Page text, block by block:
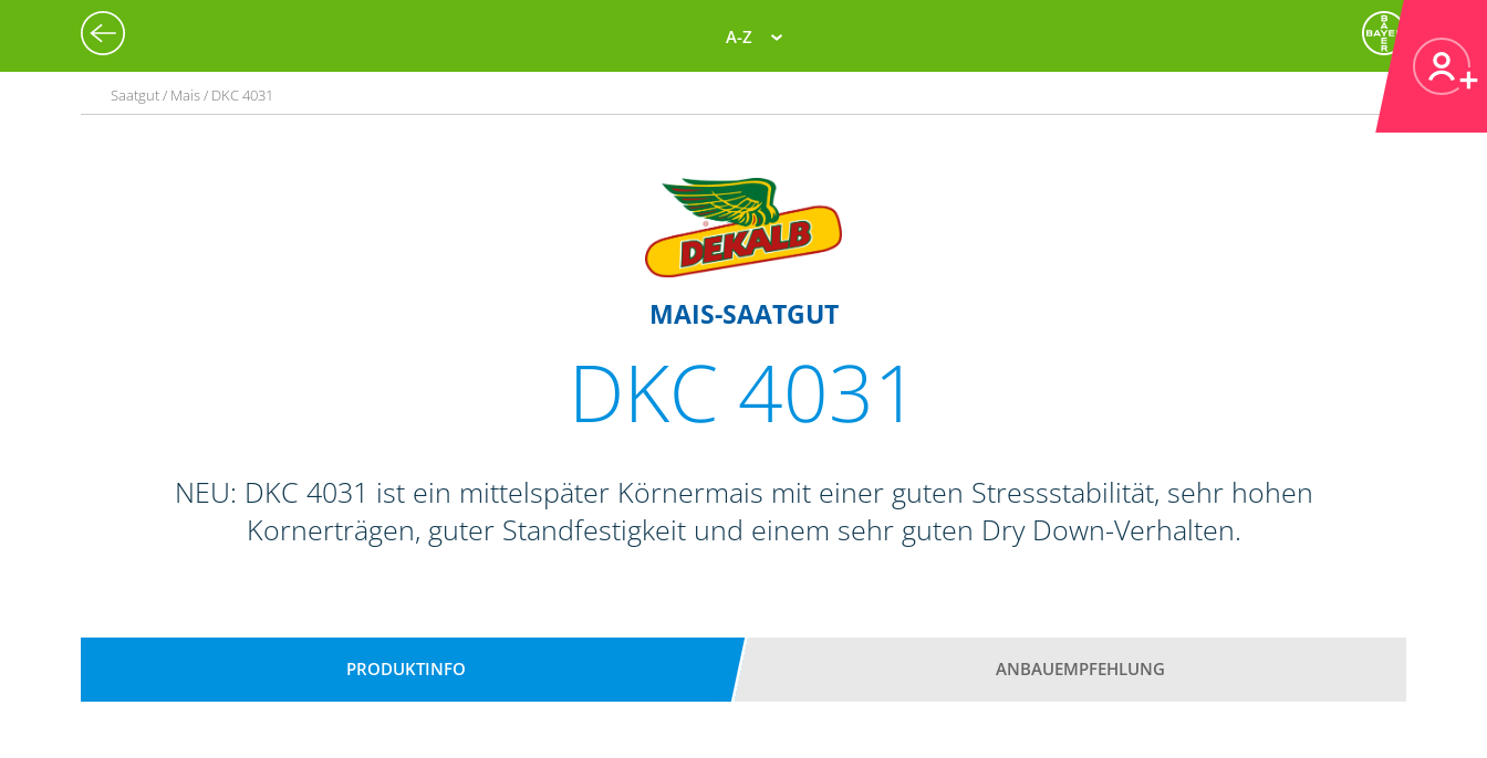
A-Z
Saatgut / Mais / DKC 4031
MAIS-SAATGUT
DKC 4031
NEU: DKC 4031 ist ein mittelspäter Körnermais mit einer guten Stressstabilität, sehr hohen
Kornerträgen, guter Standfestigkeit und einem sehr guten Dry Down-Verhalten.
PRODUKTINFO ANBAUEMPFEHLUNG